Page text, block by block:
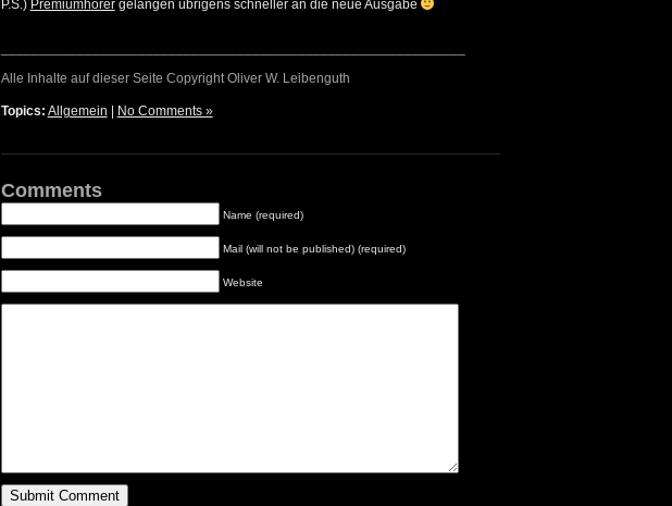
P.S.) Premiumhörergelangen übrigens schneller an die neue Ausgabe
Alle Inhalte auf dieser Seite Copyright Oliver W. Leibenguth
Topics: Allgemein | No Comments »
Comments
Name (required)
Mail (will not be published) (required)
Website